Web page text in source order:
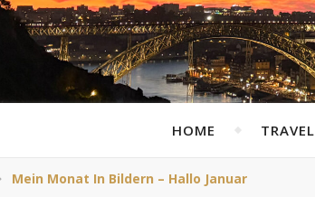
HOME TRAVEL
Mein Monat In Bildern – Hallo Januar